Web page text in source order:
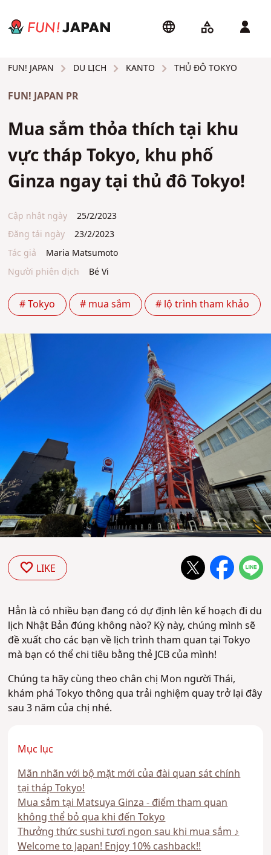
FUN! JAPAN DU LỊCH KANTO THỦ ĐÔ TOKYO
FUN! JAPAN PR
Mua sắm thỏa thích tại khu
vực tháp Tokyo, khu phố
Ginza ngay tại thủ đô Tokyo!
Cập nhật ngày
25/2/2023
Đăng tải ngày
23/2/2023
Tác giả
Maria Matsumoto
Người phiên dịch
Bé Vi
# Tokyo # mua sắm # lộ trình tham khảo
LIKE
Hẳn là có nhiều bạn đang có dự định lên kế hoạch đi du
lịch Nhật Bản đúng không nào? Kỳ này, chúng mình sẽ
đề xuất cho các bạn về lịch trình tham quan tại Tokyo
mà bạn có thể chi tiêu bằng thẻ JCB của mình!
Chúng ta hãy cùng theo chân chị Mon người Thái,
khám phá Tokyo thông qua trải nghiệm quay trở lại đây
sau 3 năm của chị nhé.
Mục lục
Mãn nhãn với bộ mặt mới của đài quan sát chính
tại tháp Tokyo!
Mua sắm tại Matsuya Ginza - điểm tham quan
không thể bỏ qua khi đến Tokyo
Thưởng thức sushi tươi ngon sau khi mua sắm ♪
Welcome to Japan! Enjoy 10% cashback!!